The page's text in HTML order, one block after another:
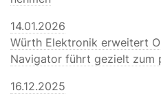
14.01.2026
Würth Elektronik erweitert
Navigator führt gezielt zum
16.12.2025